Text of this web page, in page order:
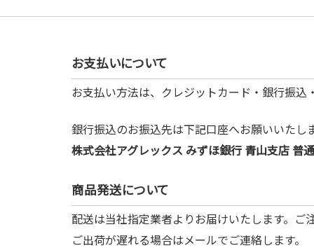
お支払いについて
お支払い方法は、クレジットカード・銀行振込
銀行振込のお振込先は下記口座へお願いいたしま
株式会社アグレックス みずほ銀行 青山支店 普
商品発送について
配送は当社指定業者よりお届けいたします。
ご出荷が遅れる場合はメールでご連絡します。